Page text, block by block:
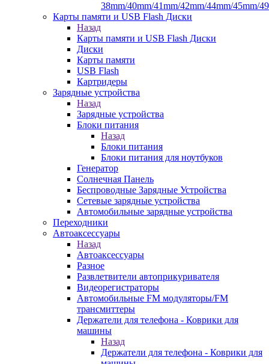
38mm/40mm/41mm/42mm/44mm/45mm/
Карты памяти и USB Flash Диски
Назад
Карты памяти и USB Flash Диски
Диски
Карты памяти
USB Flash
Картридеры
Зарядные устройства
Назад
Зарядные устройства
Блоки питания
Назад
Блоки питания
Блоки питания для ноутбуков
Генератор
Солнечная Панель
Беспроводные Зарядные Устройства
Сетевые зарядные устройства
Автомобильные зарядные устройства
Переходники
Автоаксессуары
Назад
Автоаксессуары
Разное
Развлетвители автоприкуривателя
Видеорегистраторы
Автомобильные FM модуляторы/FM
трансмиттеры
Держатели для телефона - Коврики для
машины
Назад
Держатели для телефона - Коврики для